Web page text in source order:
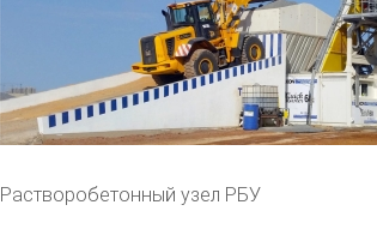
Растворобетонный узел РБУ